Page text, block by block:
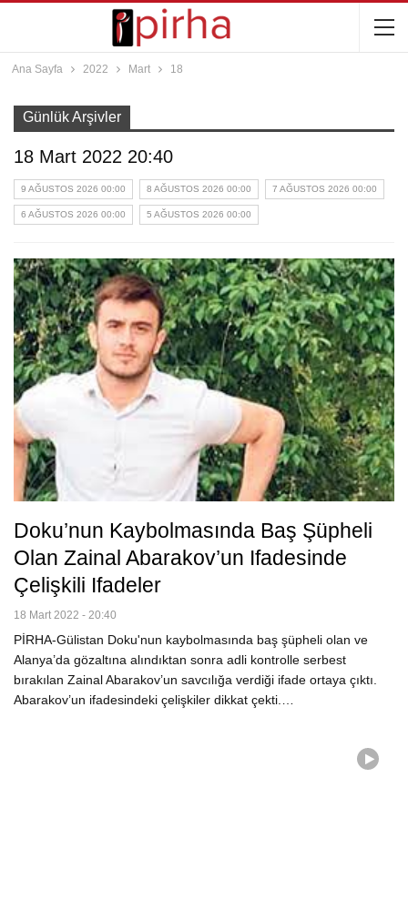
Ana Sayfa 2022 Mart 18
Günlük Arşivler
18 Mart 2022 20:40
9 AĞUSTOS 2026 00:00 8 AĞUSTOS 2026 00:00 7 AĞUSTOS 2026 00:00
6 AĞUSTOS 2026 00:00 5 AĞUSTOS 2026 00:00
Doku’nun Kaybolmasında Baş Şüpheli
Olan Zainal Abarakov’un Ifadesinde
Çelişkili Ifadeler
18 Mart 2022 - 20:40
PİRHA-Gülistan Doku'nun kaybolmasında baş şüpheli olan ve
Alanya’da gözaltına alındıktan sonra adli kontrolle serbest
bırakılan Zainal Abarakov’un savcılığa verdiği ifade ortaya çıktı.
Abarakov’un ifadesindeki çelişkiler dikkat çekti.…